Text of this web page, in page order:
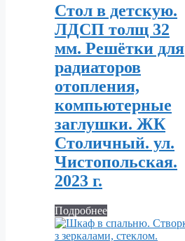
Стол в детскую.
ЛДСП толщ 32
мм. Решётки для
радиаторов
отопления,
компьютерные
заглушки. ЖК
Столичный. ул.
Чистопольская.
2023 г.
Подробнее